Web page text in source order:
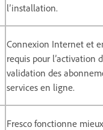
l’installation.
Connexion Internet et
requis pour l’activation
validation des
services en ligne.
Fresco fonctionne